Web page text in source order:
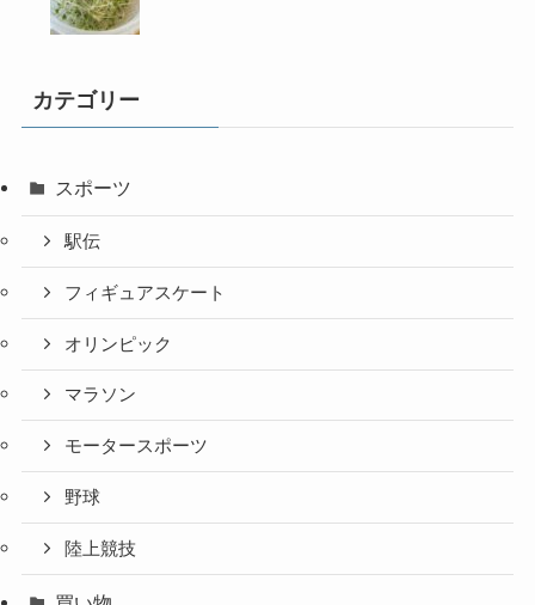
カテゴリー
スポーツ
駅伝
フィギュアスケート
オリンピック
マラソン
モータースポーツ
野球
陸上競技